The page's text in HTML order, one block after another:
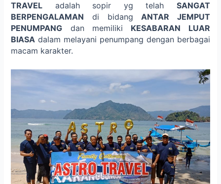
TRAVEL adalah sopir yg telah SANGAT
BERPENGALAMAN di bidangANTAR JEMPUT
PENUMPANG dan memiliki KESABARAN LUAR
BIASA dalam melayani penumpang dengan berbagai
macam karakter.